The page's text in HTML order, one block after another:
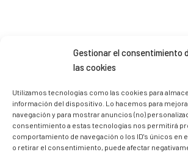
Gestionar el consentimiento
las cookies
Utilizamos tecnologías como las cookies para
información del dispositivo. Lo hacemos para
navegación y para mostrar anuncios (no)
consentimiento a estas tecnologías nos permitirá
comportamiento de navegación o los ID's únicos en
o retirar el consentimiento, puede afectar
Sígueme en Instagram
trizia_comopedroporsucasa
Freelance | Web | RRSS
Mi tienda
@lacatalina.shop
Alquila tu
@caravana_go
Mi blog de viajes